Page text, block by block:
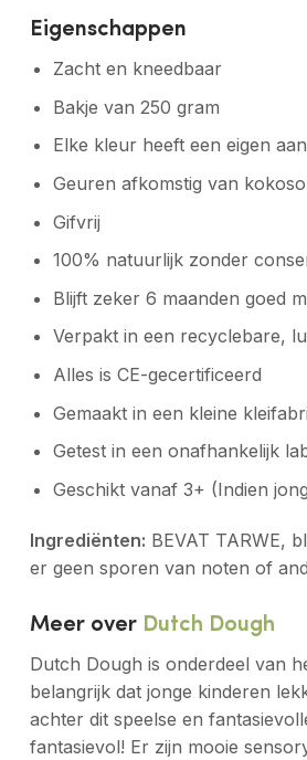
Eigenschappen
Zacht en kneedbaar
Bakje van 250 gram
Elke kleur heeft een eigen
Geuren afkomstig van
Gifvrij
100% natuurlijk zonder
Blijft zeker 6 maanden goed
Verpakt in een recyclebare,
Alles is CE-gecertificeerd
Gemaakt in een kleine
Getest in een onafhankelijk
Geschikt vanaf 3+ (Indien
Ingrediënten: BEVAT TARWE,
er geen sporen van noten of
Meer over Dutch Dough
Dutch Dough is onderdeel van
belangrijk dat jonge kinderen
achter dit speelse en
fantasievol! Er zijn mooie